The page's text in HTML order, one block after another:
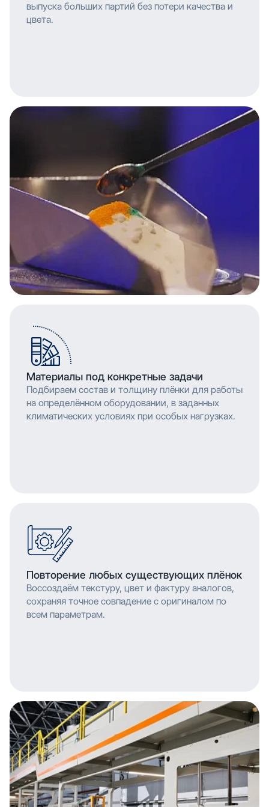
выпуска больших партий без потери качества и
цвета.
Материалы под конкретные задачи
Подбираем состав и толщину плёнки для работы
на определённом оборудовании, в заданных
климатических условиях при особых нагрузках.
Повторение любых существующих плёнок
Воссоздаём текстуру, цвет и фактуру аналогов,
сохраняя точное совпадение с оригиналом по
всем параметрам.